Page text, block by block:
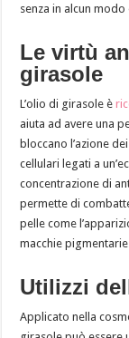
senza in alcun
Le virtù
girasole
L’olio di girasole è
aiuta ad avere una
bloccano l’azione
cellulari legati a
concentrazione di
permette di
pelle come
macchie
Utilizzi
Applicato nella